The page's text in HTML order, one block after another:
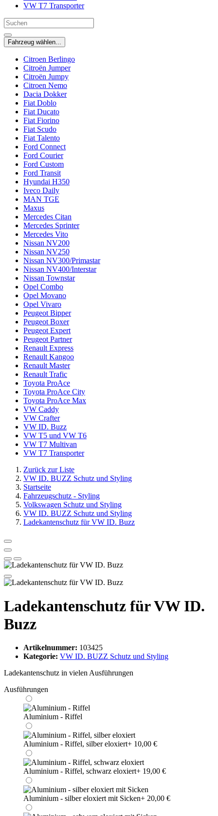
VW T7 Transporter
Fahrzeug wählen...
Citroen Berlingo
Citroën Jumper
Citroën Jumpy
Citroen Nemo
Dacia Dokker
Fiat Doblo
Fiat Ducato
Fiat Fiorino
Fiat Scudo
Fiat Talento
Ford Connect
Ford Courier
Ford Custom
Ford Transit
Hyundai H350
Iveco Daily
MAN TGE
Maxus
Mercedes Citan
Mercedes Sprinter
Mercedes Vito
Nissan NV200
Nissan NV250
Nissan NV300/Primastar
Nissan NV400/Interstar
Nissan Townstar
Opel Combo
Opel Movano
Opel Vivaro
Peugeot Bipper
Peugeot Boxer
Peugeot Expert
Peugeot Partner
Renault Express
Renault Kangoo
Renault Master
Renault Trafic
Toyota ProAce
Toyota ProAce City
Toyota ProAce Max
VW Caddy
VW Crafter
VW ID. Buzz
VW T5 und VW T6
VW T7 Multivan
VW T7 Transporter
Zurück zur Liste
VW ID. BUZZ Schutz und Styling
Startseite
Fahrzeugschutz - Styling
Volkswagen Schutz und Styling
VW ID. BUZZ Schutz und Styling
Ladekantenschutz für VW ID. Buzz
Ladekantenschutz für VW ID.
Buzz
Artikelnummer: 103425
Kategorie: VW ID. BUZZ Schutz und Styling
Ladekantenschutz in vielen Ausführungen
Ausführungen
Aluminium - Riffel
Aluminium - Riffel, silber eloxiert+ 10,00 €
Aluminium - Riffel, schwarz eloxiert+ 19,00 €
Aluminium - silber eloxiert mit Sicken+ 20,00 €